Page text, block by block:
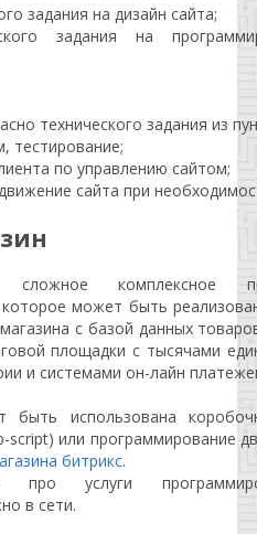
задания на дизайн сайта;
задания на
технического задания из
тестирование;
по управлению сайтом;
сайта при
комплексное
может быть
с базой данных
площадки с тысячами
и системами он-лайн
использована
script) или программирование
битрикс.
про услуги
в сети.